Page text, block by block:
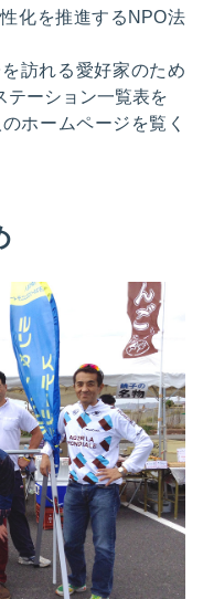
化を推進するNPO法
訪れる愛好家のため
テーション一覧表を
ホームページを覧く